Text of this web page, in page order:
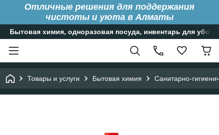
Отличные решения для поддержания
чистоты и уюта в Алматы
Бытовая химия, одноразовая посуда, инвентарь для
Товары и услуги Бытовая химия Санитарно-